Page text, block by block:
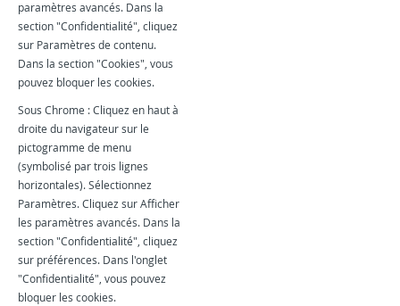
paramètres avancés. Dans la
section "Confidentialité", cliquez
sur Paramètres de contenu.
Dans la section "Cookies", vous
pouvez bloquer les cookies.
Sous Chrome : Cliquez en haut à
droite du navigateur sur le
pictogramme de menu
(symbolisé par trois lignes
horizontales). Sélectionnez
Paramètres. Cliquez sur Afficher
les paramètres avancés. Dans la
section "Confidentialité", cliquez
sur préférences. Dans l'onglet
"Confidentialité", vous pouvez
bloquer les cookies.